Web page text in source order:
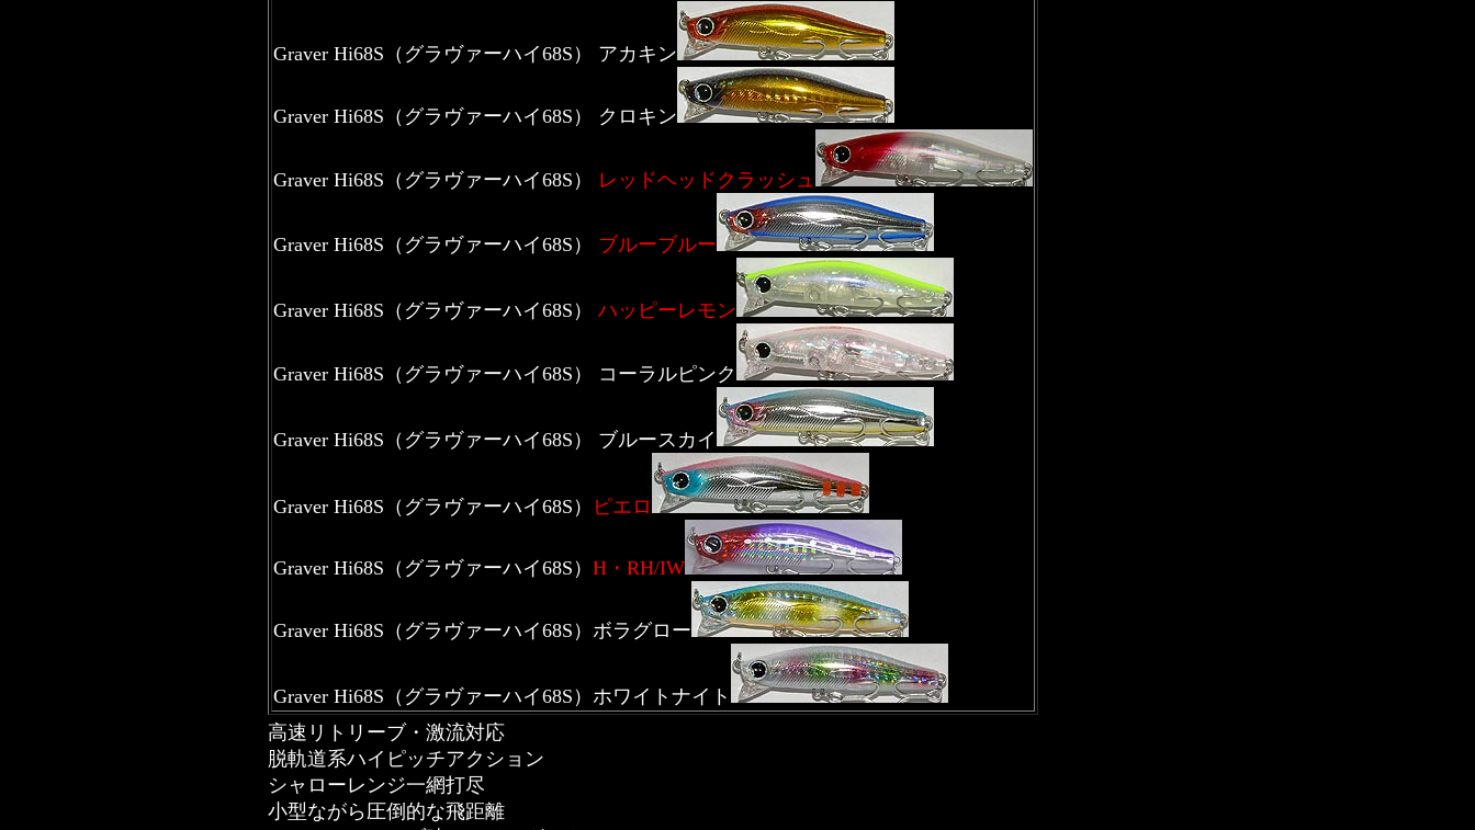
Graver Hi68S（グラヴァーハイ68S） アカキン
Graver Hi68S（グラヴァーハイ68S） クロキン
Graver Hi68S（グラヴァーハイ68S） レッドヘッドクラッシュ
Graver Hi68S（グラヴァーハイ68S） ブルーブルー
Graver Hi68S（グラヴァーハイ68S） ハッピーレモン
Graver Hi68S（グラヴァーハイ68S） コーラルピンク
Graver Hi68S（グラヴァーハイ68S） ブルースカイ
Graver Hi68S（グラヴァーハイ68S） ピエロ
Graver Hi68S（グラヴァーハイ68S） H・RH/IW
Graver Hi68S（グラヴァーハイ68S）ボラグロー
Graver Hi68S（グラヴァーハイ68S）ホワイトナイト
高速リトリーブ・激流対応
脱軌道系ハイピッチアクション
シャローレンジ一網打尽
小型ながら圧倒的な飛距離